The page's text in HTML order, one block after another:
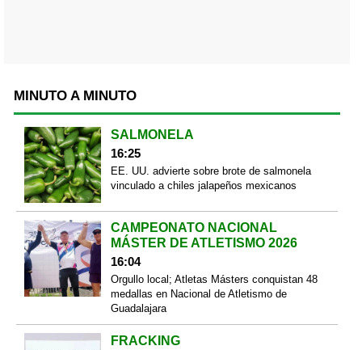
MINUTO A MINUTO
SALMONELA
16:25
EE. UU. advierte sobre brote de salmonela
vinculado a chiles jalapeños mexicanos
CAMPEONATO NACIONAL
MÁSTER DE ATLETISMO 2026
16:04
Orgullo local; Atletas Másters conquistan 48
medallas en Nacional de Atletismo de
Guadalajara
FRACKING